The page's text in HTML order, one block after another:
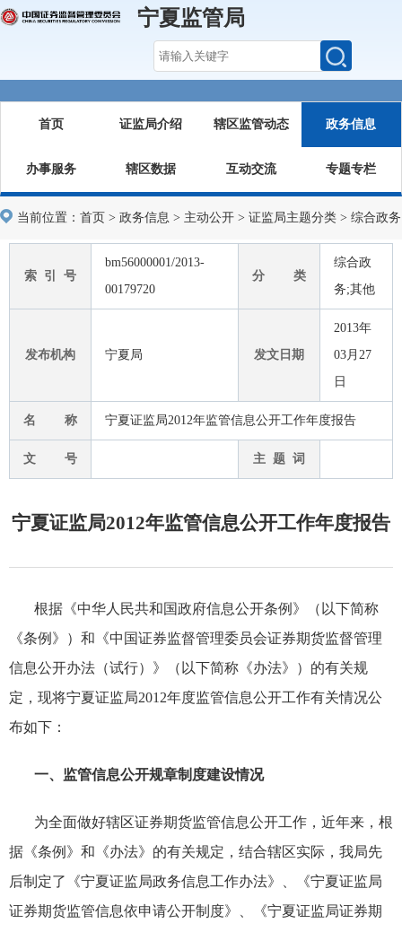
宁夏监管局
首页 证监局介绍 辖区监管动态 政务信息
办事服务 辖区数据 互动交流 专题专栏
当前位置： 首页 > 政务信息 > 主动公开 > 证监局主题分类 > 综合政务
索 引 号
bm56000001/2013-
00179720
分 类
综合政
务;其他
发布机构 宁夏局 发文日期
2013年
03月27
日
名 称 宁夏证监局2012年监管信息公开工作年度报告
文 号 主 题 词
宁夏证监局2012年监管信息公开工作年度报告
根据《中华人民共和国政府信息公开条例》（以下简称
《条例》）和《中国证券监督管理委员会证券期货监督管理
信息公开办法（试行）》（以下简称《办法》）的有关规
定，现将宁夏证监局2012年度监管信息公开工作有关情况公
布如下：
一、监管信息公开规章制度建设情况
为全面做好辖区证券期货监管信息公开工作，近年来，根
据《条例》和《办法》的有关规定，结合辖区实际，我局先
后制定了《宁夏证监局政务信息工作办法》、《宁夏证监局
证券期货监管信息依申请公开制度》、《宁夏证监局证券期